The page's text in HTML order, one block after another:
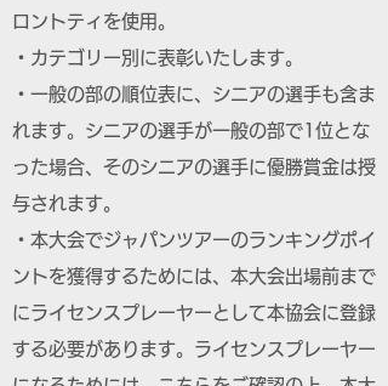
ロントティを使用。
・カテゴリー別に表彰いたします。
・一般の部の順位表に、シニアの選手も含ま
れます。シニアの選手が一般の部で1位とな
った場合、そのシニアの選手に優勝賞金は授
与されます。
・本大会でジャパンツアーのランキングポイ
ントを獲得するためには、本大会出場前まで
にライセンスプレーヤーとして本協会に登録
する必要があります。ライセンスプレーヤー